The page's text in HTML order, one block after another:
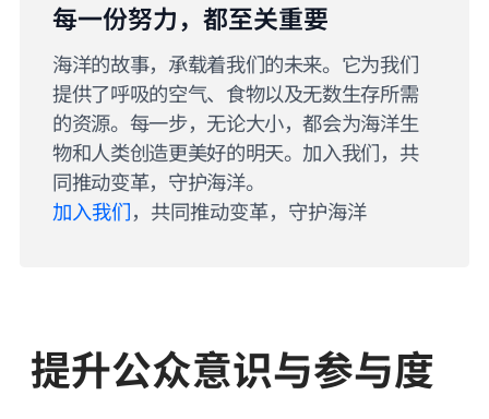
每一份努力，都至关重要
海洋的故事，承载着我们的未来。它为我们
提供了呼吸的空气、食物以及无数生存所需
的资源。每一步，无论大小，都会为海洋生
物和人类创造更美好的明天。加入我们，共
同推动变革，守护海洋。
加入我们，共同推动变革，守护海洋
提升公众意识与参与度